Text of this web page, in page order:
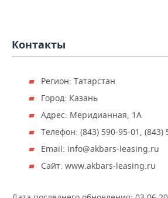
ТЕЛЕКОММУНИКАЦИИ
БИЗНЕС-БРАНЧИ
ОТКРЫТАЯ ЛЕКЦИЯ
ФУТБОЛ
БАСКЕТБОЛ
ВОЛЕЙБОЛ
КИБЕРСПОРТ
НОВОСТИ ОБЩЕСТВА
ИНФРАСТРУКТУРА
ИСТОРИЯ
КУЛЬТУРА
ФОТОГАЛЕРЕЯ
СПРАВОЧНИК
СПИСОК ПЕРСОН
СПИСОК КОМПАНИЙ
ПОЛНАЯ ВЕРСИЯ
Контакты
Регион: Татарстан
Город: Казань
Адрес: Меридианная, 1А
Телефон: (843) 590-95-01, (843)
Email: info@akbars-leasing.ru
Сайт: www.akbars-leasing.ru